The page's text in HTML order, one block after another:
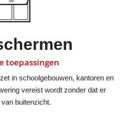
toepassingen
in schoolgebouwen, kantoren en
vereist wordt zonder dat er
buitenzicht.